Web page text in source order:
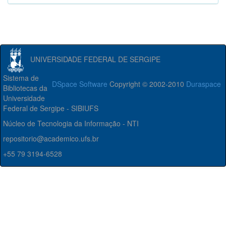
UNIVERSIDADE FEDERAL DE SERGIPE
DSpace Software Copyright © 2002-2010 Duraspace
Sistema de
Bibliotecas da
Universidade
Federal de Sergipe - SIBIUFS
Núcleo de Tecnologia da Informação - NTI
repositorio@academico.ufs.br
+55 79 3194-6528